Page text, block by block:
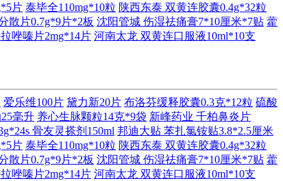
片 泰毕全110mg*10粒 陕西东泰 双黄连胶囊0.4g*32粒
散片0.7g*9片*2板 沈阳管城 伤湿祛痛膏7*10厘米*7贴 藿
唑嗪片2mg*14片 河南太龙 双黄连口服液10ml*10支
爱乐维100片 黛力新20片 布洛芬缓释胶囊0.3克*12粒 硫酸
毫升 养心生脉颗粒14克*9袋 新峰药业 千柏鼻炎片
骨友灵搽剂150ml 邦迪大贴 苯扎氯铵贴3.8*2.5厘米
片 泰毕全110mg*10粒 陕西东泰 双黄连胶囊0.4g*32粒
散片0.7g*9片*2板 沈阳管城 伤湿祛痛膏7*10厘米*7贴 藿
唑嗪片2mg*14片 河南太龙 双黄连口服液10ml*10支